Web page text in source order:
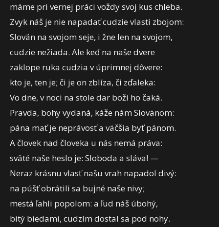
máme pri vernej práci voždy svoj kus chleba.
Zvyk náš je nie napadať cudzie vlasti zbojom:
Slovän na svojom seje, i žne len na svojom,
cudzie nežiada. Ale keď na naše dvere
zaklope ruka cudzia v úprimnej dôvere:
kto je, ten je; či je on zblíza, či zďaleka:
Vo dne, v noci na stole dar boží ho čaká.
Pravda, bohy vydaná, káže nám Slovänom:
pána mať je neprávosť a väčšia byť pánom.
A človek nad človeka u nás nemá práva:
sväté naše heslo je: Sloboda a sláva! —
Neraz krásnu vlasť našu vrah napadol divý:
na púšť obrátili sa bujné naše nivy;
mestá ľahli popolom: a ľud náš úbohý,
bitý biedami, cudzím dostal sa pod nohy.